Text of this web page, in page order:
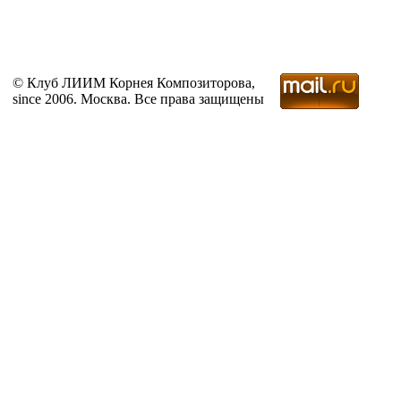
© Клуб ЛИИМ Корнея Композиторова,
since 2006. Москва. Все права защищены